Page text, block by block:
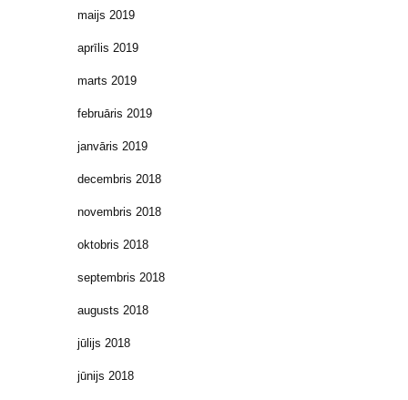
maijs 2019
aprīlis 2019
marts 2019
februāris 2019
janvāris 2019
decembris 2018
novembris 2018
oktobris 2018
septembris 2018
augusts 2018
jūlijs 2018
jūnijs 2018